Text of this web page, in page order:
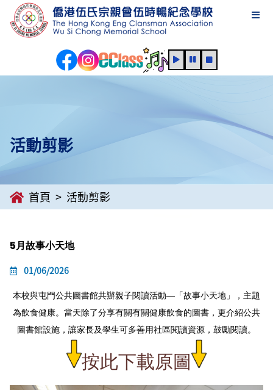
活動剪影
首頁 活動剪影
5月故事小天地
01/06/2026
本校與屯門公共圖書館共辦親子閱讀活動—「故事小天地」，主題
為飲食健康。當天除了分享有關有關健康飲食的圖書，更介紹公共
圖書館設施，讓家長及學生可多善用社區閱讀資源，鼓勵閱讀。
按此下載原圖